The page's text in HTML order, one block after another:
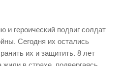
героический подвиг солдат
Сегодня их остались
их и защитить. 8 лет